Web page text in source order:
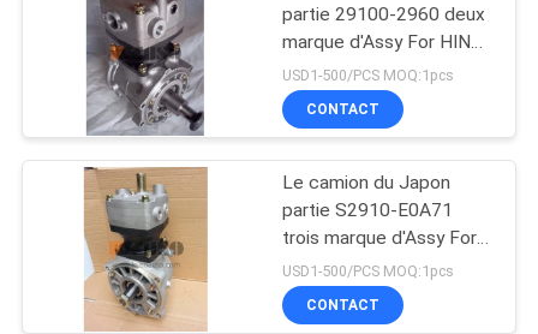
partie 29100-2960 deux
marque d'Assy For HINO
700 Profia E13C HNTC
de pompe de
compresseur d'air de
USD1-500/PCS MOQ:1pcs
CONTACT
Le camion du Japon
partie S2910-E0A71
trois marque d'Assy For
HINO 700 Profia E13C
HNTC de pompe de
compresseur d'air de
USD1-500/PCS MOQ:1pcs
CONTACT